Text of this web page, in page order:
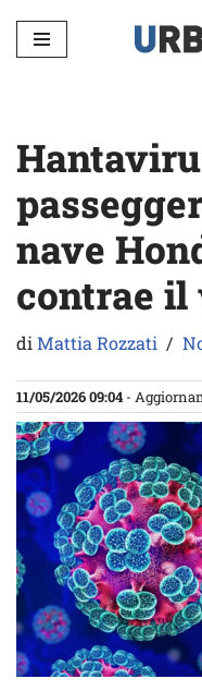
Vai
nave
contrae il
diMattia Rozzati
11/05/2026 09:04 -